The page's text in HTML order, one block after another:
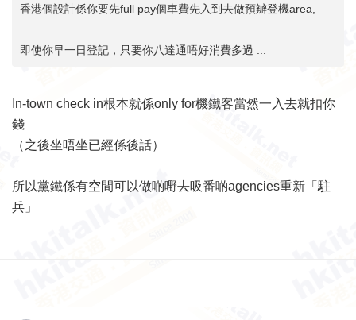
香港個設計係你要先full pay個車費先入到去做預辧登機area,
即使你早一日登記，只要你八達通唔好消費多過 ...
In-town check in根本就係only for機鐵客當然一入去就扣你
錢
（之後坐唔坐已經係後話）
所以黨鐵係有空間可以做啲嘢去吸番啲agencies重新「駐
兵」